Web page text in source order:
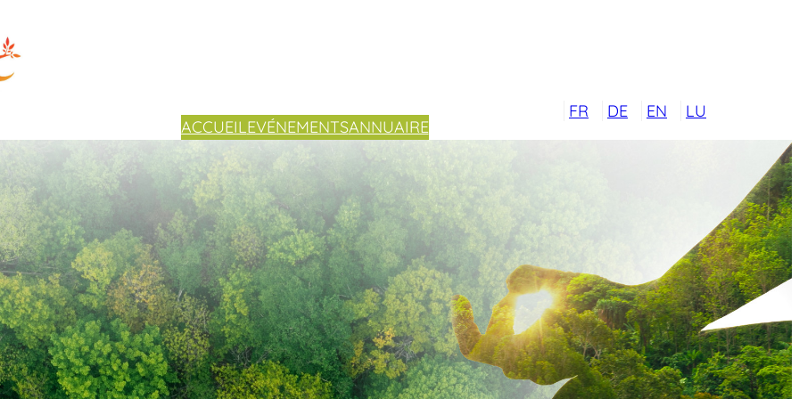
ACCUEILEVÉNEMENTSANNUAIRE
FR DE EN LU